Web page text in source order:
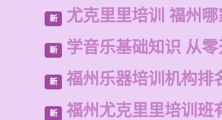
新 尤克里里培训 福州
新 学音乐基础知识 从
新 福州乐器培训机构排
新 福州尤克里里培训班